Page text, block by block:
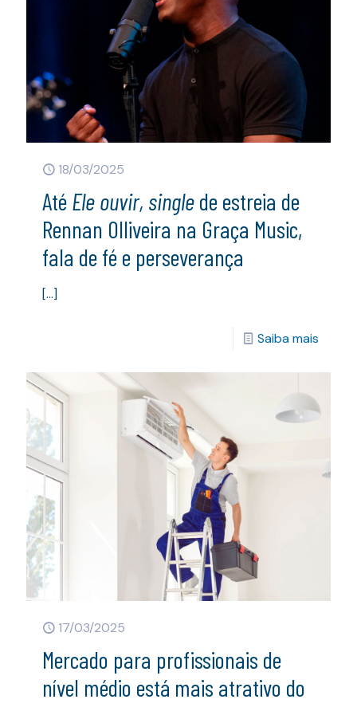
18/03/2025
AtéEle ouvir, singlede estreia de
Rennan Olliveira na Graça Music,
fala de fé e perseverança
[…]
Saiba mais
17/03/2025
Mercado para profissionais de
nível médio está mais atrativo do